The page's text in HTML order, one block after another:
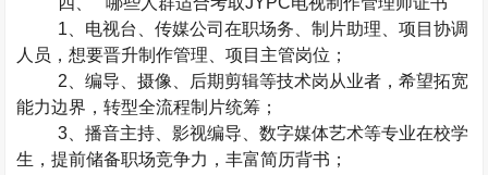
1 、电视台、传媒公司在职场务、制片助理、项目协调
人员，想要晋升制作管理、项目主管岗位；
2 、编导、摄像、后期剪辑等技术岗从业者，希望拓宽
能力边界，转型全流程制片统筹；
3、播音主持、影视编导、数字媒体艺术等专业在校学
生，提前储备职场竞争力，丰富简历背书；